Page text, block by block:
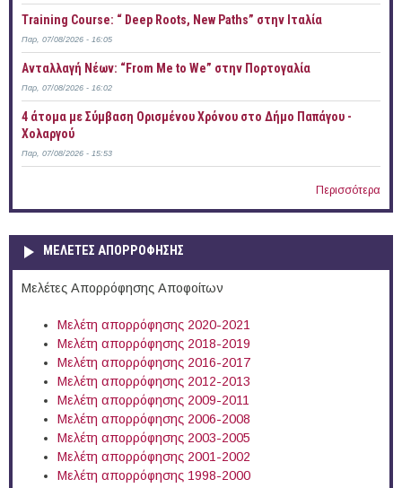
Training Course: “ Deep Roots, New Paths” στην Ιταλία
Παρ, 07/08/2026 - 16:05
Ανταλλαγή Νέων: “From Me to We” στην Πορτογαλία
Παρ, 07/08/2026 - 16:02
4 άτομα με Σύμβαση Ορισμένου Χρόνου στο Δήμο Παπάγου -
Χολαργού
Παρ, 07/08/2026 - 15:53
Περισσότερα
ΜΕΛΕΤΕΣ ΑΠΟΡΡΟΦΗΣΗΣ
Μελέτες Απορρόφησης Αποφοίτων
Μελέτη απορρόφησης 2020-2021
Μελέτη απορρόφησης 2018-2019
Μελέτη απορρόφησης 2016-2017
Μελέτη απορρόφησης 2012-2013
Μελέτη απορρόφησης 2009-2011
Μελέτη απορρόφησης 2006-2008
Μελέτη απορρόφησης 2003-2005
Μελέτη απορρόφησης 2001-2002
Μελέτη απορρόφησης 1998-2000